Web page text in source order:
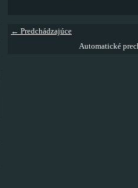
← Predchádzajúce
Automatické